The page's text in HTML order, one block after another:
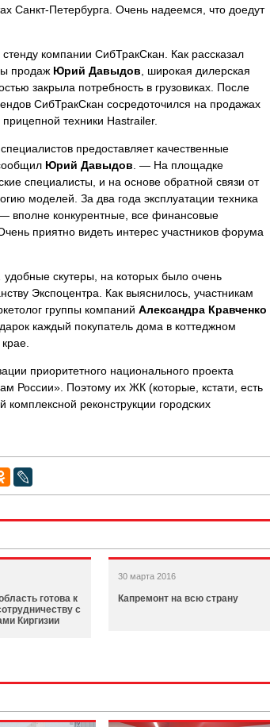
Санкт-Петербурга. Очень надеемся, что доедут
компании СибТракСкан. Как рассказал
продаж Юрий Давыдов , широкая дилерская
закрыла потребность в грузовиках. После
СибТракСкан сосредоточился на продажах
техники Hastrailer.
предоставляет качественные
Юрий Давыдов . — На площадке
специалисты, и на основе обратной связи от
моделей. За два года эксплуатации техника
вполне конкурентные, все финансовые
приятно видеть интерес участников форума
скутеры, на которых было очень
Экспоцентра. Как выяснилось, участникам
группы компаний Александра Кравченко
каждый покупатель дома в коттеджном
приоритетного национального проекта
России». Поэтому их ЖК (которые, кстати, есть
реконструкции городских
готова к
с
Киргизии
30 марта 2016
Капремонт на всю страну